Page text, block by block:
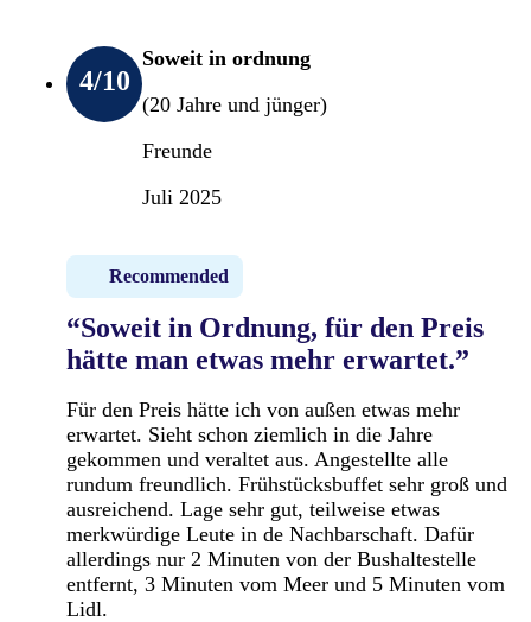
4/10
Soweit in ordnung
(20 Jahre und jünger)
Freunde
Juli 2025
Recommended
“Soweit in Ordnung, für den Preis
hätte man etwas mehr erwartet.”
Für den Preis hätte ich von außen etwas mehr
erwartet. Sieht schon ziemlich in die Jahre
gekommen und veraltet aus. Angestellte alle
rundum freundlich. Frühstücksbuffet sehr groß und
ausreichend. Lage sehr gut, teilweise etwas
merkwürdige Leute in de Nachbarschaft. Dafür
allerdings nur 2 Minuten von der Bushaltestelle
entfernt, 3 Minuten vom Meer und 5 Minuten vom
Lidl.